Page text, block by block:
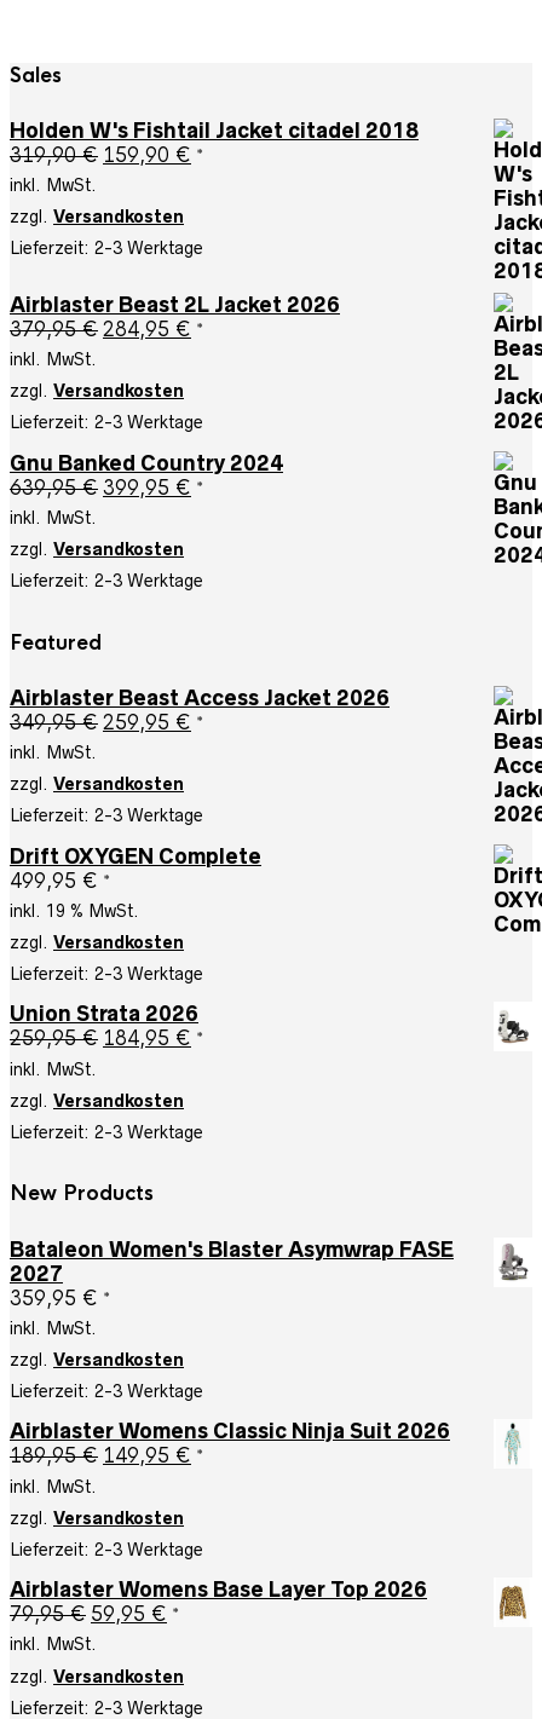
Sales
Holden W's Fishtail Jacket citadel 2018
319,90€ Ursprünglicher
319,90 €
159,90 € Aktueller
*
inkl. MwSt.
zzgl. Versandkosten
Lieferzeit: 2-3 Werktage
Airblaster Beast 2L Jacket 2026
379,95€ Ursprünglicher
379,95 €
284,95 € Aktueller
*
inkl. MwSt.
zzgl. Versandkosten
Lieferzeit: 2-3 Werktage
Gnu Banked Country 2024
639,95€ Ursprünglicher
639,95 €
399,95 € Aktueller
*
inkl. MwSt.
zzgl. Versandkosten
Lieferzeit: 2-3 Werktage
Featured
Airblaster Beast Access Jacket 2026
349,95€ Ursprünglicher
349,95 €
259,95 € Aktueller
*
inkl. MwSt.
zzgl. Versandkosten
Lieferzeit: 2-3 Werktage
Drift OXYGEN Complete
499,95 € *
inkl. 19 % MwSt.
zzgl. Versandkosten
Lieferzeit: 2-3 Werktage
Union Strata 2026
259,95€ Ursprünglicher
259,95 €
184,95 € Aktueller
*
inkl. MwSt.
zzgl. Versandkosten
Lieferzeit: 2-3 Werktage
New Products
Bataleon Women's Blaster Asymwrap FASE
2027
359,95 € *
inkl. MwSt.
zzgl. Versandkosten
Lieferzeit: 2-3 Werktage
Airblaster Womens Classic Ninja Suit 2026
189,95€ Ursprünglicher
189,95 €
149,95 € Aktueller
*
inkl. MwSt.
zzgl. Versandkosten
Lieferzeit: 2-3 Werktage
Airblaster Womens Base Layer Top 2026
79,95€ Ursprünglicher
Preis
79,95 €
59,95 € Aktueller
59,95 €.
*
inkl. MwSt.
zzgl. Versandkosten
Lieferzeit: 2-3 Werktage